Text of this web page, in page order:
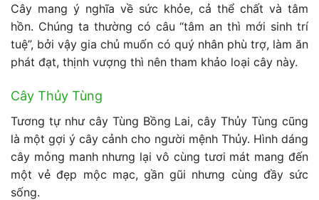
Cây mang ý nghĩa về sức khỏe, cả thể chất và tâm
hồn. Chúng ta thường có câu “tâm an thì mới sinh trí
tuệ”, bởi vậy gia chủ muốn có quý nhân phù trợ, làm ăn
phát đạt, thịnh vượng thì nên tham khảo loại cây này.
Cây Thủy Tùng
Tương tự như cây Tùng Bồng Lai, cây Thủy Tùng cũng
là một gợi ý cây cảnh cho người mệnh Thủy. Hình dáng
cây mỏng manh nhưng lại vô cùng tươi mát mang đến
một vẻ đẹp mộc mạc, gần gũi nhưng cùng đầy sức
sống.